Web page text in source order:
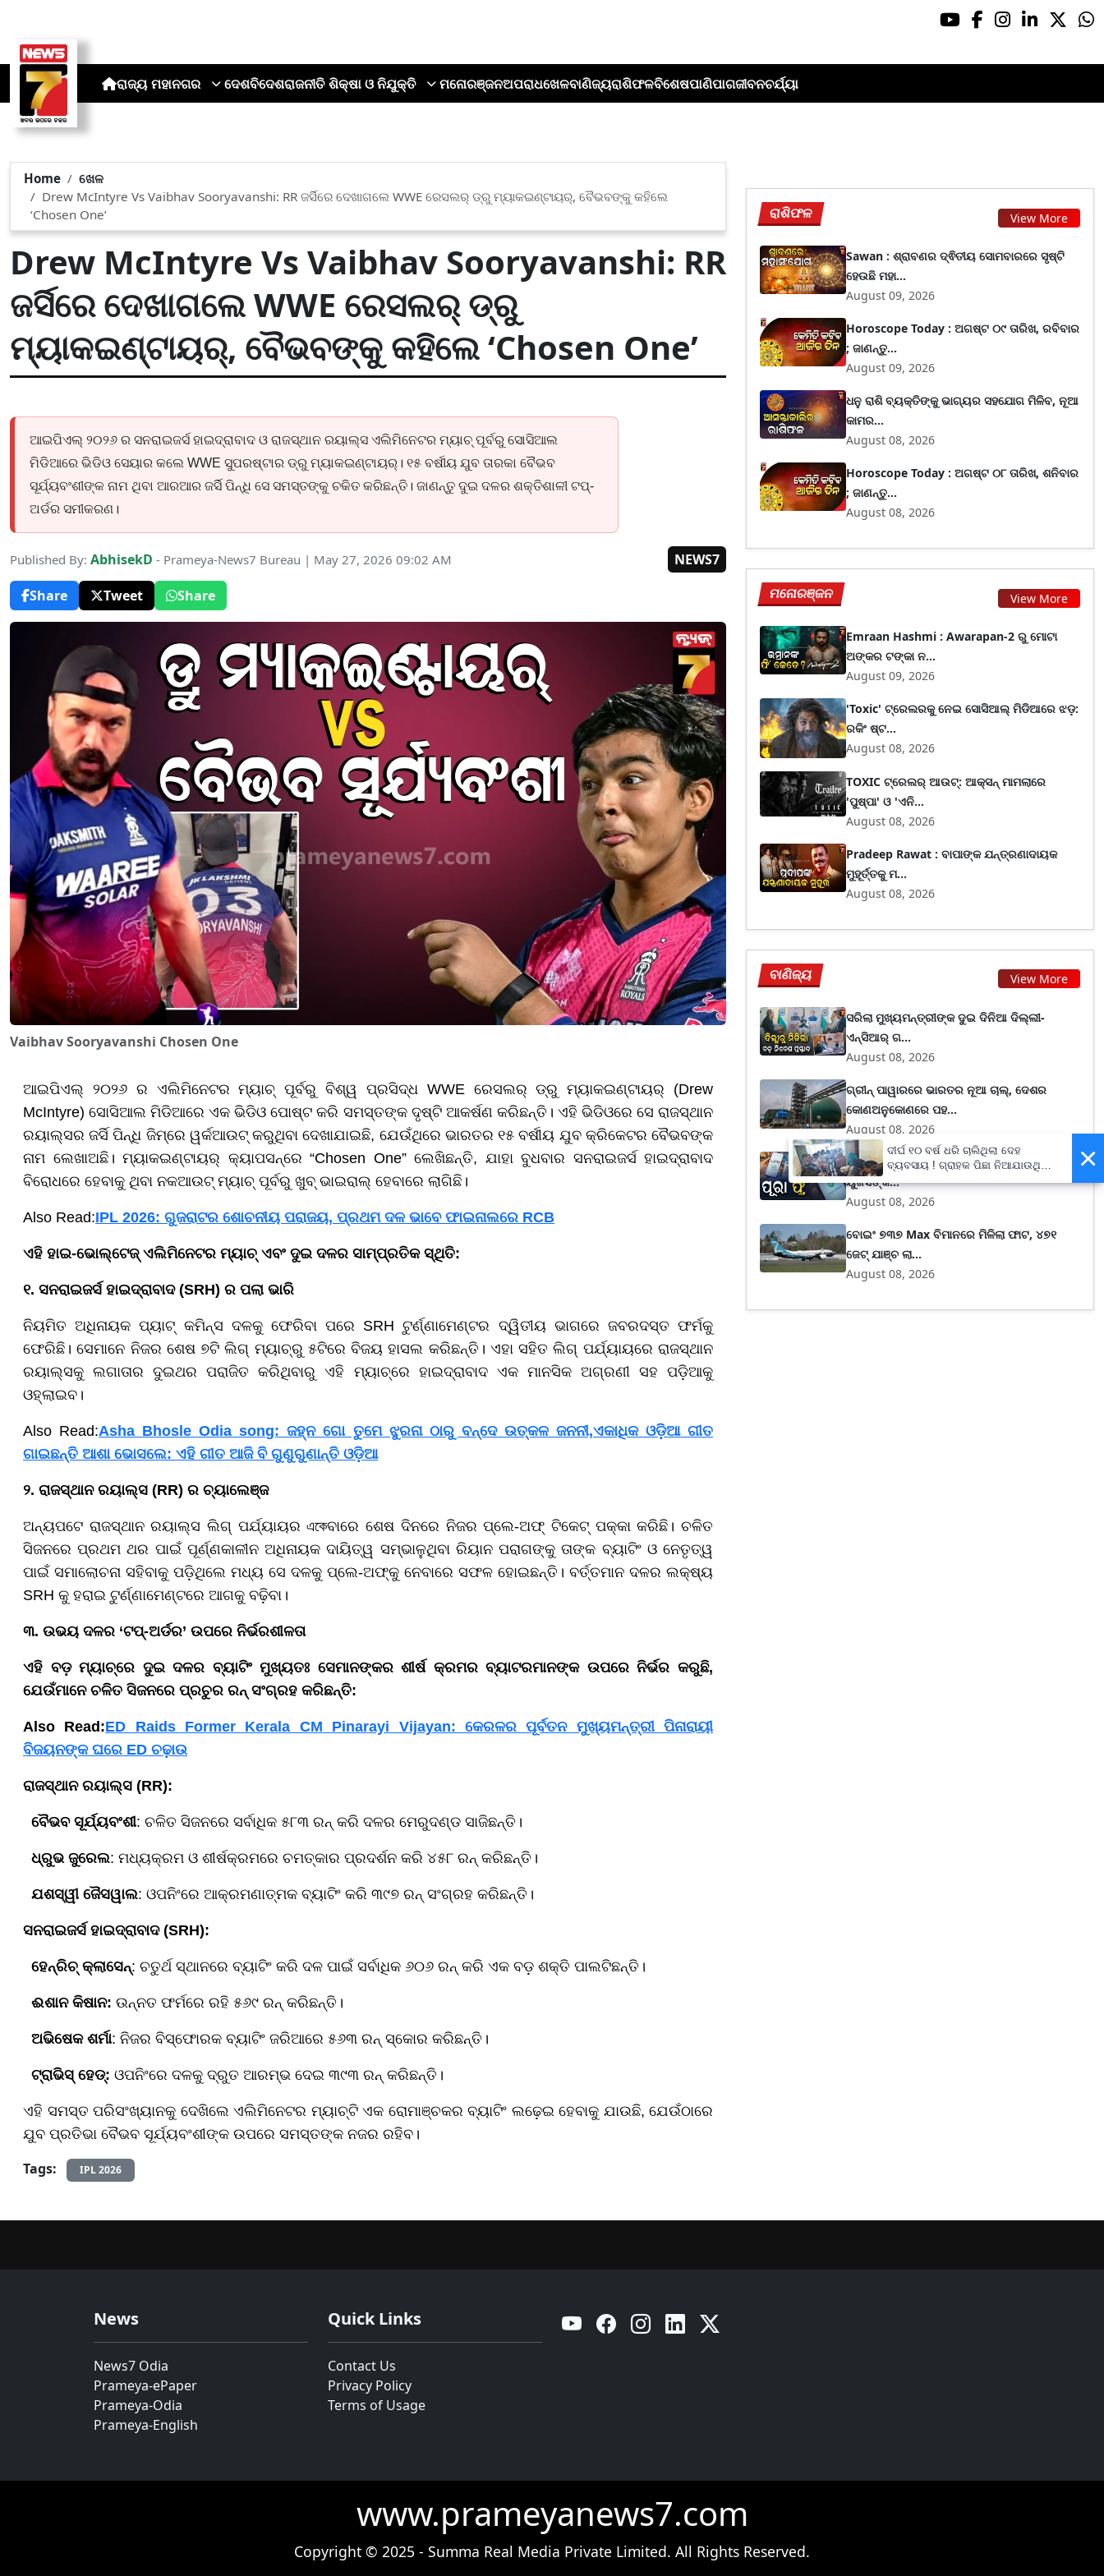
ରାଜ୍ୟ ମହାନଗର ଦେଶବିଦେଶରାଜନୀତି ଶିକ୍ଷା ଓ ନିଯୁକ୍ତି ମନୋରଞ୍ଜନଅପରାଧଖେଳବାଣିଜ୍ୟରାଶିଫଳବିଶେଷପାଣିପାଗଜୀବନଚର୍ଯ୍ୟା
Home
ଖେଳ
Drew McIntyre Vs Vaibhav Sooryavanshi: RR ଜର୍ସିରେ ଦେଖାଗଲେ WWE ରେସଲର୍ ଡ୍ରୁ ମ୍ୟାକଇଣ୍ଟାୟର୍, ବୈଭବଙ୍କୁ କହିଲେ
‘Chosen One’
Drew McIntyre Vs Vaibhav Sooryavanshi: RR
ଜର୍ସିରେ ଦେଖାଗଲେ WWE ରେସଲର୍ ଡ୍ରୁ
ମ୍ୟାକଇଣ୍ଟାୟର୍, ବୈଭବଙ୍କୁ କହିଲେ ‘Chosen One’
ଆଇପିଏଲ୍ ୨୦୨୬ ର ସନରାଇଜର୍ସ ହାଇଦ୍ରାବାଦ ଓ ରାଜସ୍ଥାନ ରୟାଲ୍ସ ଏଲିମିନେଟର ମ୍ୟାଚ୍ ପୂର୍ବରୁ ସୋସିଆଲ
ମିଡିଆରେ ଭିଡିଓ ସେୟାର କଲେ WWE ସୁପରଷ୍ଟାର ଡ୍ରୁ ମ୍ୟାକଇଣ୍ଟାୟର୍। ୧୫ ବର୍ଷୀୟ ଯୁବ ତାରକା ବୈଭବ
ସୂର୍ଯ୍ୟବଂଶୀଙ୍କ ନାମ ଥିବା ଆରଆର ଜର୍ସି ପିନ୍ଧି ସେ ସମସ୍ତଙ୍କୁ ଚକିତ କରିଛନ୍ତି। ଜାଣନ୍ତୁ ଦୁଇ ଦଳର ଶକ୍ତିଶାଳୀ ଟପ୍-
ଅର୍ଡର ସମୀକରଣ।
Published By: AbhisekD - Prameya-News7 Bureau | May 27, 2026 09:02 AM
NEWS7
Share
Tweet Share
Vaibhav Sooryavanshi Chosen One
ଆଇପିଏଲ୍ ୨୦୨୬ ର ଏଲିମିନେଟର ମ୍ୟାଚ୍ ପୂର୍ବରୁ ବିଶ୍ୱ ପ୍ରସିଦ୍ଧ WWE ରେସଲର୍ ଡ୍ରୁ ମ୍ୟାକଇଣ୍ଟାୟର୍ (Drew
McIntyre) ସୋସିଆଲ ମିଡିଆରେ ଏକ ଭିଡିଓ ପୋଷ୍ଟ କରି ସମସ୍ତଙ୍କ ଦୃଷ୍ଟି ଆକର୍ଷଣ କରିଛନ୍ତି। ଏହି ଭିଡିଓରେ ସେ ରାଜସ୍ଥାନ
ରୟାଲ୍ସର ଜର୍ସି ପିନ୍ଧି ଜିମ୍‌ରେ ୱର୍କଆଉଟ୍ କରୁଥିବା ଦେଖାଯାଇଛି, ଯେଉଁଥିରେ ଭାରତର ୧୫ ବର୍ଷୀୟ ଯୁବ କ୍ରିକେଟର ବୈଭବଙ୍କ
ନାମ ଲେଖାଅଛି। ମ୍ୟାକଇଣ୍ଟାୟର୍ କ୍ୟାପସନ୍‌ରେ “Chosen One” ଲେଖିଛନ୍ତି, ଯାହା ବୁଧବାର ସନରାଇଜର୍ସ ହାଇଦ୍ରାବାଦ
ବିରୋଧରେ ହେବାକୁ ଥିବା ନକଆଉଟ୍ ମ୍ୟାଚ୍ ପୂର୍ବରୁ ଖୁବ୍ ଭାଇରାଲ୍ ହେବାରେ ଲାଗିଛି।
Also Read:IPL 2026: ଗୁଜରାଟର ଶୋଚନୀୟ ପରାଜୟ, ପ୍ରଥମ ଦଳ ଭାବେ ଫାଇନାଲରେ RCB
ଏହି ହାଇ-ଭୋଲ୍ଟେଜ୍ ଏଲିମିନେଟର ମ୍ୟାଚ୍ ଏବଂ ଦୁଇ ଦଳର ସାମ୍ପ୍ରତିକ ସ୍ଥିତି:
୧. ସନରାଇଜର୍ସ ହାଇଦ୍ରାବାଦ (SRH) ର ପଲା ଭାରି
ନିୟମିତ ଅଧିନାୟକ ପ୍ୟାଟ୍ କମିନ୍ସ ଦଳକୁ ଫେରିବା ପରେ SRH ଟୁର୍ଣ୍ଣାମେଣ୍ଟର ଦ୍ୱିତୀୟ ଭାଗରେ ଜବରଦସ୍ତ ଫର୍ମକୁ
ଫେରିଛି। ସେମାନେ ନିଜର ଶେଷ ୭ଟି ଲିଗ୍ ମ୍ୟାଚ୍‌ରୁ ୫ଟିରେ ବିଜୟ ହାସଲ କରିଛନ୍ତି। ଏହା ସହିତ ଲିଗ୍ ପର୍ଯ୍ୟାୟରେ ରାଜସ୍ଥାନ
ରୟାଲ୍ସକୁ ଲଗାତାର ଦୁଇଥର ପରାଜିତ କରିଥିବାରୁ ଏହି ମ୍ୟାଚ୍‌ରେ ହାଇଦ୍ରାବାଦ ଏକ ମାନସିକ ଅଗ୍ରଣୀ ସହ ପଡ଼ିଆକୁ
ଓହ୍ଲାଇବ।
Also Read:Asha Bhosle Odia song: ଜହ୍ନ ଗୋ ତୁମେ ଝୁରନା ଠାରୁ ବନ୍ଦେ ଉତ୍କଳ ଜନନୀ,ଏକାଧିକ ଓଡ଼ିଆ ଗୀତ
ଗାଇଛନ୍ତି ଆଶା ଭୋସଲେ: ଏହି ଗୀତ ଆଜି ବି ଗୁଣୁଗୁଣାନ୍ତି ଓଡ଼ିଆ
୨. ରାଜସ୍ଥାନ ରୟାଲ୍ସ (RR) ର ଚ୍ୟାଲେଞ୍ଜ
ଅନ୍ୟପଟେ ରାଜସ୍ଥାନ ରୟାଲ୍ସ ଲିଗ୍ ପର୍ଯ୍ୟାୟର একেବାରେ ଶେଷ ଦିନରେ ନିଜର ପ୍ଲେ-ଅଫ୍ ଟିକେଟ୍ ପକ୍କା କରିଛି। ଚଳିତ
ସିଜନରେ ପ୍ରଥମ ଥର ପାଇଁ ପୂର୍ଣ୍ଣକାଳୀନ ଅଧିନାୟକ ଦାୟିତ୍ୱ ସମ୍ଭାଳୁଥିବା ରିୟାନ ପରାଗଙ୍କୁ ତାଙ୍କ ବ୍ୟାଟିଂ ଓ ନେତୃତ୍ୱ
ପାଇଁ ସମାଲୋଚନା ସହିବାକୁ ପଡ଼ିଥିଲେ ମଧ୍ୟ ସେ ଦଳକୁ ପ୍ଲେ-ଅଫ୍‌କୁ ନେବାରେ ସଫଳ ହୋଇଛନ୍ତି। ବର୍ତ୍ତମାନ ଦଳର ଲକ୍ଷ୍ୟ
SRH କୁ ହରାଇ ଟୁର୍ଣ୍ଣାମେଣ୍ଟରେ ଆଗକୁ ବଢ଼ିବା।
୩. ଉଭୟ ଦଳର ‘ଟପ୍-ଅର୍ଡର’ ଉପରେ ନିର୍ଭରଶୀଳତା
ଏହି ବଡ଼ ମ୍ୟାଚ୍‌ରେ ଦୁଇ ଦଳର ବ୍ୟାଟିଂ ମୁଖ୍ୟତଃ ସେମାନଙ୍କର ଶୀର୍ଷ କ୍ରମର ବ୍ୟାଟରମାନଙ୍କ ଉପରେ ନିର୍ଭର କରୁଛି,
ଯେଉଁମାନେ ଚଳିତ ସିଜନରେ ପ୍ରଚୁର ରନ୍ ସଂଗ୍ରହ କରିଛନ୍ତି:
Also Read:ED Raids Former Kerala CM Pinarayi Vijayan: କେରଳର ପୂର୍ବତନ ମୁଖ୍ୟମନ୍ତ୍ରୀ ପିନାରାୟୀ
ବିଜୟନଙ୍କ ଘରେ ED ଚଢ଼ାଉ
ରାଜସ୍ଥାନ ରୟାଲ୍ସ (RR):
ବୈଭବ ସୂର୍ଯ୍ୟବଂଶୀ: ଚଳିତ ସିଜନରେ ସର୍ବାଧିକ ୫୮୩ ରନ୍ କରି ଦଳର ମେରୁଦଣ୍ଡ ସାଜିଛନ୍ତି।
ଧ୍ରୁଭ ଜୁରେଲ: ମଧ୍ୟକ୍ରମ ଓ ଶୀର୍ଷକ୍ରମରେ ଚମତ୍କାର ପ୍ରଦର୍ଶନ କରି ୪୫୮ ରନ୍ କରିଛନ୍ତି।
ଯଶସ୍ୱୀ ଜୈସୱାଲ: ଓପନିଂରେ ଆକ୍ରମଣାତ୍ମକ ବ୍ୟାଟିଂ କରି ୩୯୭ ରନ୍ ସଂଗ୍ରହ କରିଛନ୍ତି।
ସନରାଇଜର୍ସ ହାଇଦ୍ରାବାଦ (SRH):
ହେନ୍ରିଚ୍ କ୍ଲାସେନ୍: ଚତୁର୍ଥ ସ୍ଥାନରେ ବ୍ୟାଟିଂ କରି ଦଳ ପାଇଁ ସର୍ବାଧିକ ୬୦୬ ରନ୍ କରି ଏକ ବଡ଼ ଶକ୍ତି ପାଲଟିଛନ୍ତି।
ଈଶାନ କିଷାନ: ଉନ୍ନତ ଫର୍ମରେ ରହି ୫୬୯ ରନ୍ କରିଛନ୍ତି।
ଅଭିଷେକ ଶର୍ମା: ନିଜର ବିସ୍ଫୋରକ ବ୍ୟାଟିଂ ଜରିଆରେ ୫୬୩ ରନ୍ ସ୍କୋର କରିଛନ୍ତି।
ଟ୍ରାଭିସ୍ ହେଡ୍: ଓପନିଂରେ ଦଳକୁ ଦ୍ରୁତ ଆରମ୍ଭ ଦେଇ ୩୯୩ ରନ୍ କରିଛନ୍ତି।
ଏହି ସମସ୍ତ ପରିସଂଖ୍ୟାନକୁ ଦେଖିଲେ ଏଲିମିନେଟର ମ୍ୟାଚ୍‌ଟି ଏକ ରୋମାଞ୍ଚକର ବ୍ୟାଟିଂ ଲଢ଼େଇ ହେବାକୁ ଯାଉଛି, ଯେଉଁଠାରେ
ଯୁବ ପ୍ରତିଭା ବୈଭବ ସୂର୍ଯ୍ୟବଂଶୀଙ୍କ ଉପରେ ସମସ୍ତଙ୍କ ନଜର ରହିବ।
Tags: IPL 2026
ରାଶିଫଳ View More
Sawan : ଶ୍ରାବଣର ଦ୍ଵିତୀୟ ସୋମବାରରେ ସୃଷ୍ଟି
ହେଉଛି ମହା...
August 09, 2026
Horoscope Today : ଅଗଷ୍ଟ ୦୯ ତାରିଖ, ରବିବାର
; ଜାଣନ୍ତୁ...
August 09, 2026
ଧନୁ ରାଶି ବ୍ୟକ୍ତିଙ୍କୁ ଭାଗ୍ୟର ସହଯୋଗ ମିଳିବ, ନୂଆ
କାମର...
August 08, 2026
Horoscope Today : ଅଗଷ୍ଟ ୦୮ ତାରିଖ, ଶନିବାର
; ଜାଣନ୍ତୁ...
August 08, 2026
ମନୋରଞ୍ଜନ View More
Emraan Hashmi : Awarapan-2 ରୁ ମୋଟା
ଅଙ୍କର ଟଙ୍କା ନ...
August 09, 2026
'Toxic' ଟ୍ରେଲରକୁ ନେଇ ସୋସିଆଲ୍ ମିଡିଆରେ ଝଡ଼:
ରକିଂ ଷ୍ଟ...
August 08, 2026
TOXIC ଟ୍ରେଲର୍ ଆଉଟ୍: ଆକ୍ସନ୍ ମାମଲାରେ
'ପୁଷ୍ପା' ଓ 'ଏନି...
August 08, 2026
Pradeep Rawat : ବାପାଙ୍କ ଯନ୍ତ୍ରଣାଦାୟକ
ମୁହୂର୍ତ୍ତକୁ ମ...
August 08, 2026
ବାଣିଜ୍ୟ View More
ସରିଲା ମୁଖ୍ୟମନ୍ତ୍ରୀଙ୍କ ଦୁଇ ଦିନିଆ ଦିଲ୍ଲୀ-
ଏନ୍‌ସିଆର୍ ଗ...
August 08, 2026
ଗ୍ରୀନ୍ ପାୱାରରେ ଭାରତର ନୂଆ ଚାଲ୍, ଦେଶର
କୋଣଅନୁକୋଣରେ ପହ...
August 08, 2026
UPIକୁ ନେଇ ସରକାରଙ୍କ ବଡ଼ ନିଷ୍ପତ୍ତି, ସାଧାରଣ
ୟୁଜର୍ସଙ୍କ...
August 08, 2026
ବୋଇଂ ୭୩୭ Max ବିମାନରେ ମିଳିଲା ଫାଟ, ୪୭୧
ଜେଟ୍ ଯାଞ୍ଚ ଲା...
August 08, 2026
News
News7 Odia
Prameya-ePaper
Prameya-Odia
Prameya-English
Quick Links
Contact Us
Privacy Policy
Terms of Usage
YouTube Facebook Instagram
www.prameyanews7.com
Copyright © 2025 - Summa Real Media Private Limited. All Rights Reserved.
×
ଦୀର୍ଘ ୧୦ ବର୍ଷ ଧରି ଚାଲିଥିଲା ଦେହ
ବ୍ୟବସାୟ ! ଗ୍ରାହକ ପିଛା ନିଆଯାଉଥିଲା